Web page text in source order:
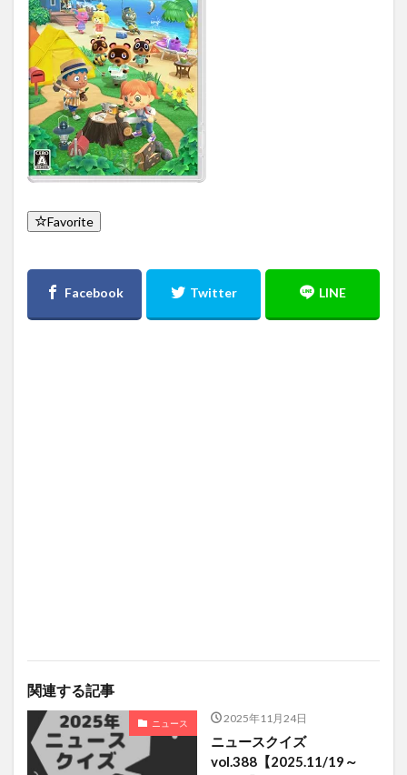
Favorite
関連する記事
ニュース 2025年11月24日
ニュースクイズ
vol.388【2025.11/19～